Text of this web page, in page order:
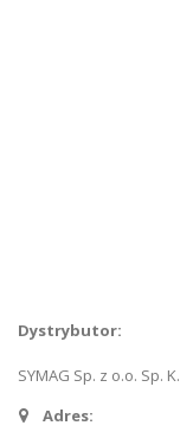
Dystrybutor:
SYMAG Sp. z o.o. Sp. K.
Adres: